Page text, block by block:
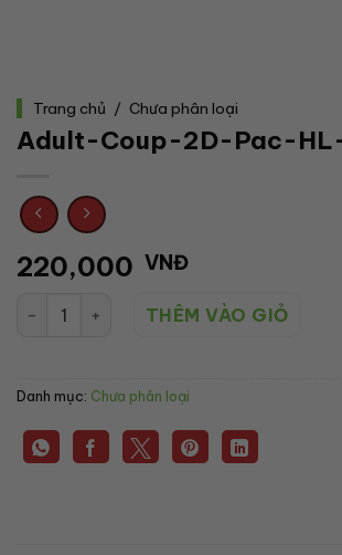
Trang chủ / Chưa phân loại
Adult-Coup-2D-Pac-
220,000 VNĐ
Adult-Coup-2D-Pac-HL-Onyx số lượng
THÊM VÀO GIỎ
Danh mục: Chưa phân loại